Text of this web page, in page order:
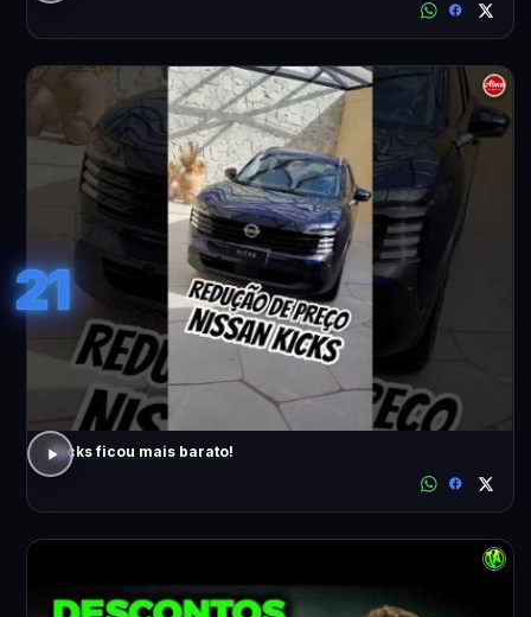
21
Kicks ficou mais barato!